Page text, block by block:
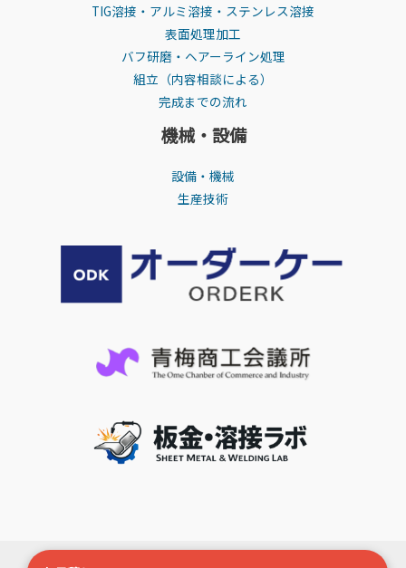
TIG溶接・アルミ溶接・ステンレス溶接
表面処理加工
バフ研磨・ヘアーライン処理
組立（内容相談による）
完成までの流れ
機械・設備
設備・機械
生産技術